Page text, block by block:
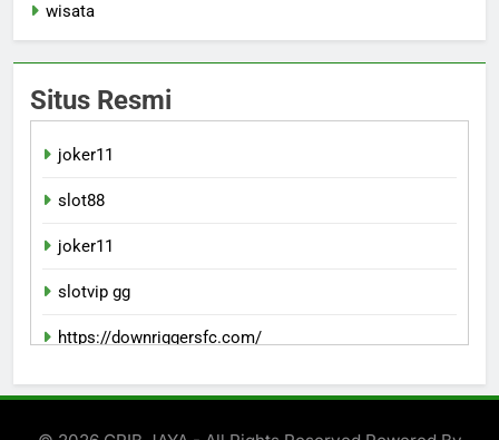
wisata
Situs Resmi
joker11
slot88
joker11
slotvip gg
https://downriggersfc.com/
bento11 login